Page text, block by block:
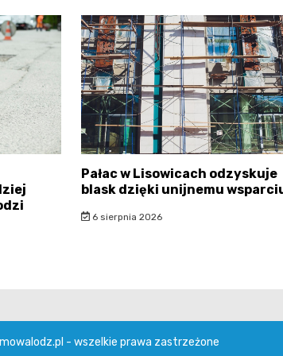
Pałac w Lisowicach odzyskuje
blask dzięki unijnemu
6 sierpnia 2026
- wszelkie prawa zastrzeżone